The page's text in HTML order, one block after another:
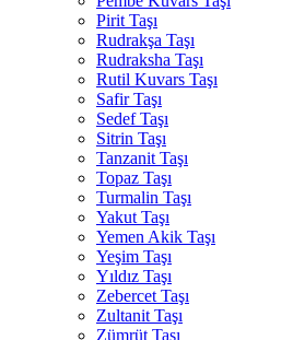
Pirit Taşı
Rudrakşa Taşı
Rudraksha Taşı
Rutil Kuvars Taşı
Safir Taşı
Sedef Taşı
Sitrin Taşı
Tanzanit Taşı
Topaz Taşı
Turmalin Taşı
Yakut Taşı
Yemen Akik Taşı
Yeşim Taşı
Yıldız Taşı
Zebercet Taşı
Zultanit Taşı
Zümrüt Taşı